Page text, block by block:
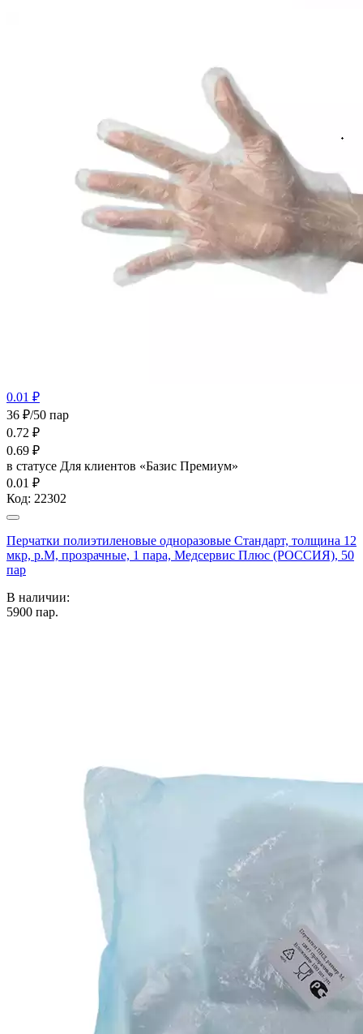
0.01 ₽
36 ₽/50 пар
0.72 ₽
0.69 ₽
в статусе Для клиентов «Базис Премиум»
0.01 ₽
Код: 22302
Перчатки полиэтиленовые одноразовые Стандарт, толщина 12
мкр, р.М, прозрачные, 1 пара, Медсервис Плюс (РОССИЯ), 50
пар
В наличии:
5900 пар.